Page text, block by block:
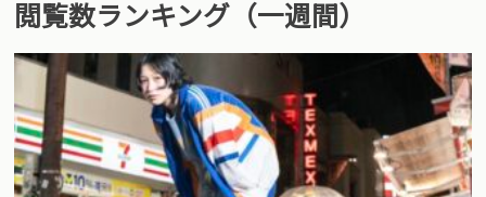
閲覧数ランキング（一週間）